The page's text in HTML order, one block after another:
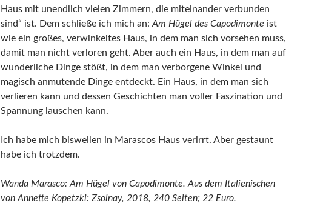
Haus mit unendlich vielen Zimmern, die miteinander verbunden
sind“ ist. Dem schließe ich mich an: Am Hügel des Capodimonte ist
wie ein großes, verwinkeltes Haus, in dem man sich vorsehen muss,
damit man nicht verloren geht. Aber auch ein Haus, in dem man auf
wunderliche Dinge stößt, in dem man verborgene Winkel und
magisch anmutende Dinge entdeckt. Ein Haus, in dem man sich
verlieren kann und dessen Geschichten man voller Faszination und
Spannung lauschen kann.
Ich habe mich bisweilen in Marascos Haus verirrt. Aber gestaunt
habe ich trotzdem.
Wanda Marasco: Am Hügel von Capodimonte. Aus dem Italienischen
von Annette Kopetzki: Zsolnay, 2018, 240 Seiten; 22 Euro.